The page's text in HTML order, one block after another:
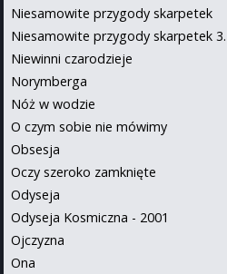
Niesamowite przygody skarpetek
Niesamowite przygody skarpetek
Niewinni czarodzieje
Norymberga
Nóż w wodzie
O czym sobie nie mówimy
Obsesja
Oczy szeroko zamknięte
Odyseja
Odyseja Kosmiczna - 2001
Ojczyzna
Ona